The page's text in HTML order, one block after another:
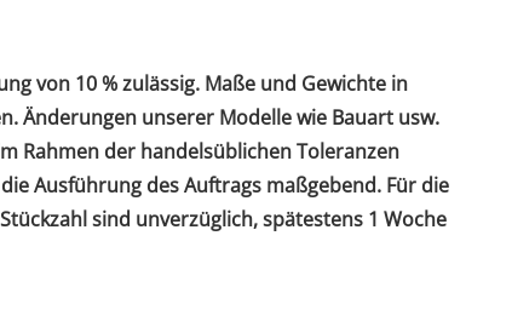
von 10 % zulässig. Maße und Gewichte in
Änderungen unserer Modelle wie Bauart usw.
Rahmen der handelsüblichen Toleranzen
Ausführung des Auftrags maßgebend. Für die
sind unverzüglich, spätestens 1 Woche